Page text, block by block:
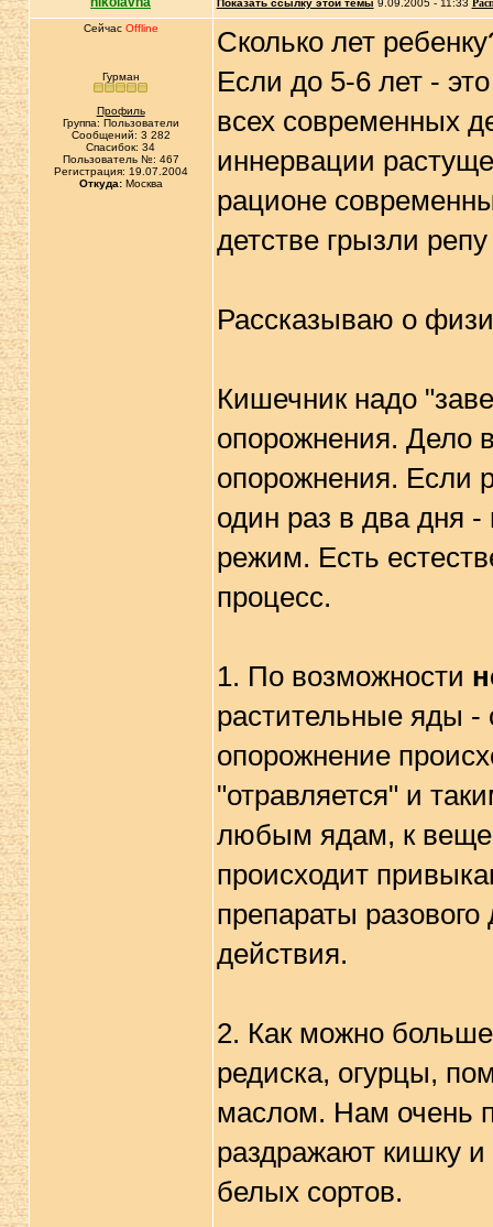
Показать ссылку этой темы 9.09.2005 - 11:33
Сейчас Offline
Гурман
Профиль
Группа: Пользователи
Сообщений: 3 282
Спасибок: 34
Пользователь №: 467
Регистрация: 19.07.2004
Откуда:Москва
Сколько лет
Если до 5-6 лет -
всех современных
иннервации
рационе
детстве грызли
Рассказываю о
Кишечник надо
опорожнения. Дело
опорожнения. Если
один раз в два дня -
режим. Есть
процесс.
1. По возможности
растительные яды -
опорожнение
"отравляется" и
любым ядам, к
происходит
препараты
действия.
2. Как можно
редиска, огурцы,
маслом. Нам очень
раздражают кишку
белых сортов.